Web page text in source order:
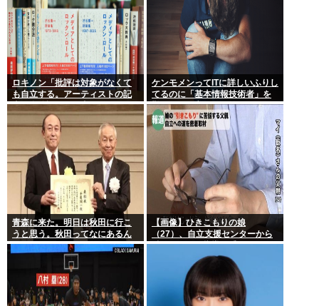
ロキノン「批評は対象がなくて
も自立する。アーティストの記
事に自分語りしか書かなくても
OK」 これさぁ…
ケンモメンってITに詳しいふりし
てるのに「基本情報技術者」を
難しいって言ってて笑ったわ
青森に来た。明日は秋田に行こ
うと思う。秋田ってなにあるん
だ？
【画像】ひきこもりの娘
（27）、自立支援センターから
酷いスパルタ指導を受けてしま